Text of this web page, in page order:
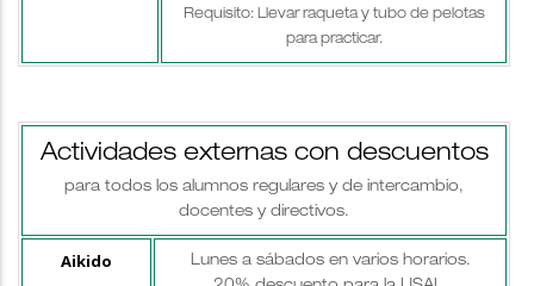
Requisito: Llevar raqueta y tubo de pelotas
para practicar.
Actividades externas con descuentos
para todos los alumnos regulares y de intercambio,
docentes y directivos.
Aikido
Lunes a sábados en varios horarios.